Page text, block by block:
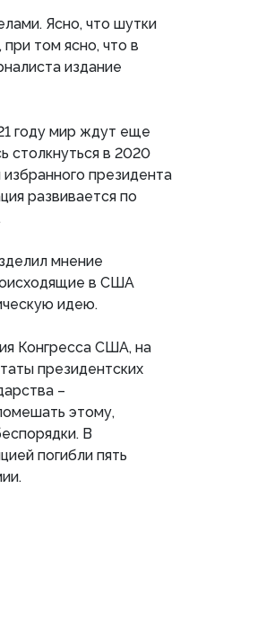
Ясно, что шутки
том ясно, что в
издание
году мир ждут еще
столкнуться в 2020
президента
развивается по
мнение
в США
идею.
Конгресса США, на
президентских
–
этому,
В
погибли пять